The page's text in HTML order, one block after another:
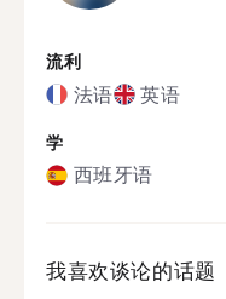
流利
法语 英语
学
西班牙语
我喜欢谈论的话题